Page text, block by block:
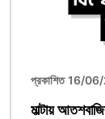
প্রকাশিত 16/
মাল্টায়